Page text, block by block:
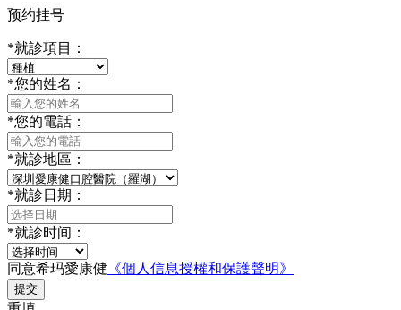
预约挂号
*就診項目：
*您的姓名：
*您的電話：
*就診地區：
*就診日期：
*就診时间：
同意希玛愛康健 《個人信息授權和保護聲明》
提交